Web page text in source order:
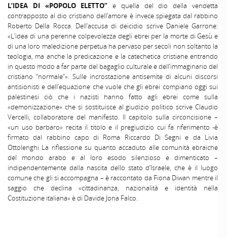
L’IDEA DI «POPOLO ELETTO” e quella del dio della vendetta
contrapposto al dio cristiano dell’amore è invece spiegata dal rabbino
Roberto Della Rocca. Dell’accusa di deicidio scrive Daniele Garrone:
«L’idea di una perenne colpevolezza degli ebrei per la morte di Gesù e
di una loro maledizione perpetua ha pervaso per secoli non soltanto la
teologia, ma anche la predicazione e la catechetica cristiane entrando
in questo modo a far parte del bagaglio culturale e dell’immaginario del
cristiano “normale”». Sulle incrostazione antisemite di alcuni discorsi
antisionisti e dell’equazione che vuole che gli ebrei compiano oggi sui
palestinesi ciò che i nazisti hanno fatto agli ebrei come sulla
«demonizzazione» che si sostituisce al giudizio politico scrive Claudio
Vercelli, collaboratore del manifesto. Il capitolo sulla circoncisione –
«un uso barbaro» recita il titolo e il pregiudizio cui fa riferimento -è
firmato dal rabbino capo di Roma Riccardo Di Segni e da Livia
Ottolenghi La riflessione su quanto accaduto alle comunità ebraiche
del mondo arabo e al loro esodo silenzioso e dimenticato –
indipendentemente dalla nascita dello stato d’Israele, che è il luogo
comune che gli si accompagna – è raccontato da Fiona Diwan mentre il
saggio che declina «cittadinanza, nazionalità e identità nella
Costituzione italiana» è di Davide Jona Falco.